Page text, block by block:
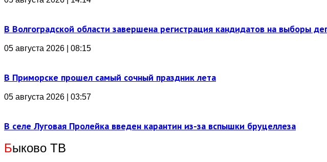
В Волгоградской области завершена регистрация кандидатов на выборы
05 августа 2026 | 08:15
В Приморске прошел самый сочный праздник лета
05 августа 2026 | 03:57
В селе Луговая Пролейка введен карантин из-за вспышки бруцеллеза
Быково ТВ